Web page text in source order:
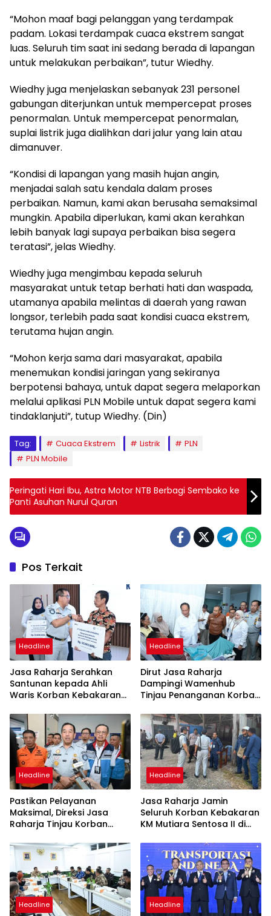
“Mohon maaf bagi pelanggan yang terdampak
padam. Lokasi terdampak cuaca ekstrem sangat
luas. Seluruh tim saat ini sedang berada di lapangan
untuk melakukan perbaikan”, tutur Wiedhy.
Wiedhy juga menjelaskan sebanyak 231 personel
gabungan diterjunkan untuk mempercepat proses
penormalan. Untuk mempercepat penormalan,
suplai listrik juga dialihkan dari jalur yang lain atau
dimanuver.
“Kondisi di lapangan yang masih hujan angin,
menjadai salah satu kendala dalam proses
perbaikan. Namun, kami akan berusaha semaksimal
mungkin. Apabila diperlukan, kami akan kerahkan
lebih banyak lagi supaya perbaikan bisa segera
teratasi”, jelas Wiedhy.
Wiedhy juga mengimbau kepada seluruh
masyarakat untuk tetap berhati hati dan waspada,
utamanya apabila melintas di daerah yang rawan
longsor, terlebih pada saat kondisi cuaca ekstrem,
terutama hujan angin.
“Mohon kerja sama dari masyarakat, apabila
menemukan kondisi jaringan yang sekiranya
berpotensi bahaya, untuk dapat segera melaporkan
melalui aplikasi PLN Mobile untuk dapat segera kami
tindaklanjuti”, tutup Wiedhy. (Din)
Tag: Cuaca Ekstrem Listrik
PLN
PLN Mobile
Peringati Hari Ibu, Astra Motor NTB Berbagi Sembako ke
Panti Asuhan Nurul Quran
Pos Terkait
Headline
Jasa Raharja Serahkan
Santunan kepada Ahli
Waris Korban Kebakaran
Headline
Dirut Jasa Raharja
Dampingi Wamenhub
Tinjau Penanganan Korban
PHC Surabaya
Headline
Pastikan Pelayanan
Maksimal, Direksi Jasa
Raharja Tinjau Korban
Sentosa II
Headline
Jasa Raharja Jamin
Seluruh Korban Kebakaran
KM Mutiara Sentosa II di
Headline Headline